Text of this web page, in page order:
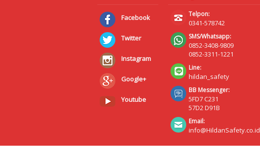
Facebook
Twitter
Instagram
Google+
Youtube
Telpon:
0341-578742
SMS/Whatsapp:
0852-3408-9809
0852-3311-1221
Line:
hildan_safety
BB Messenger:
5FD7 C231
57D2 D91B
Email:
info@HildanSafety.co.id